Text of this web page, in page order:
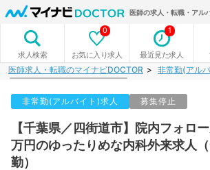
医師の求人・転職・アル
求人検索 お気に入り求人
0
最近見た求人
1
医師求人・転職のマイナビDOCTOR 非常勤(アル
非常勤(アルバイト)求人 募集停止
【千葉県／四街道市】院内フォロ
万円のゆったりめな内科外来求人
勤）